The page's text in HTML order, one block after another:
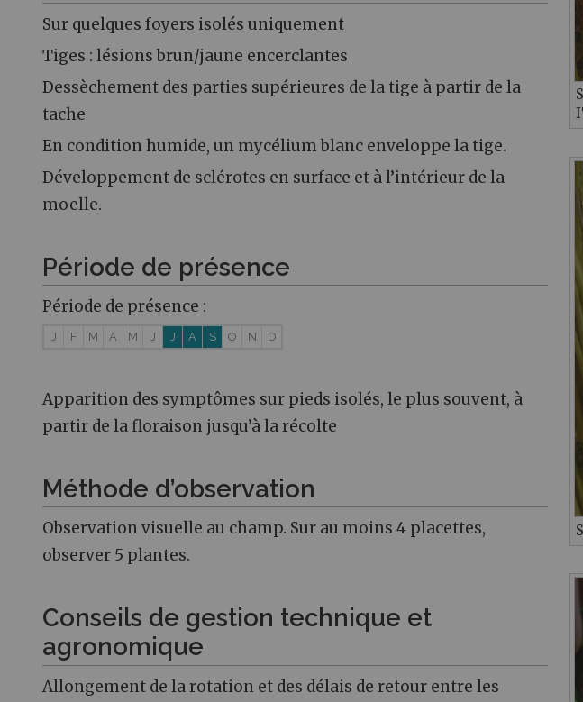
Sur quelques foyers isolés uniquement
Tiges : lésions brun/jaune encerclantes
Dessèchement des parties supérieures de la tige à partir de la
tache
En condition humide, un mycélium blanc enveloppe la tige.
Développement de sclérotes en surface et à l’intérieur de la
moelle.
Période de présence
Période de présence :
J F M A M J J A S O N D
Apparition des symptômes sur pieds isolés, le plus souvent, à
partir de la floraison jusqu’à la récolte
Méthode d’observation
Observation visuelle au champ. Sur au moins 4 placettes,
observer 5 plantes.
Conseils de gestion technique et
agronomique
Allongement de la rotation et des délais de retour entre les